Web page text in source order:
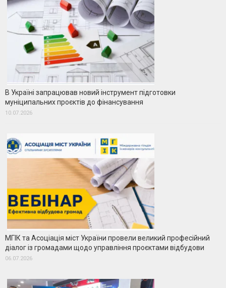
В Україні запрацював новий інструмент підготовки
муніципальних проєктів до фінансування
10.07.2026
МГІК та Асоціація міст України провели великий професійний
діалог із громадами щодо управління проєктами відбудови
06.07.2026